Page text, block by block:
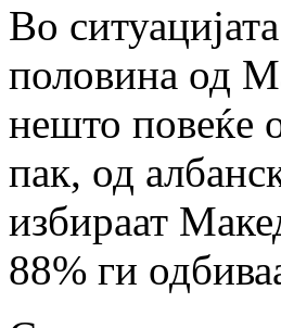
Во ситуацијата
половина од
нешто повеќе
пак, од
избираат
88% ги